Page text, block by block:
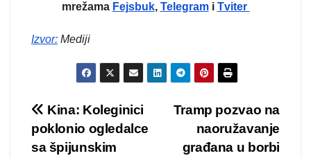
mrežama Fejsbuk, Telegrami Tviter
Izvor: Mediji
Kretanje
članka
Tramp pozvao na
naoružavanje
građana u borbi
Kina: Koleginici
poklonio ogledalce
sa špijunskim